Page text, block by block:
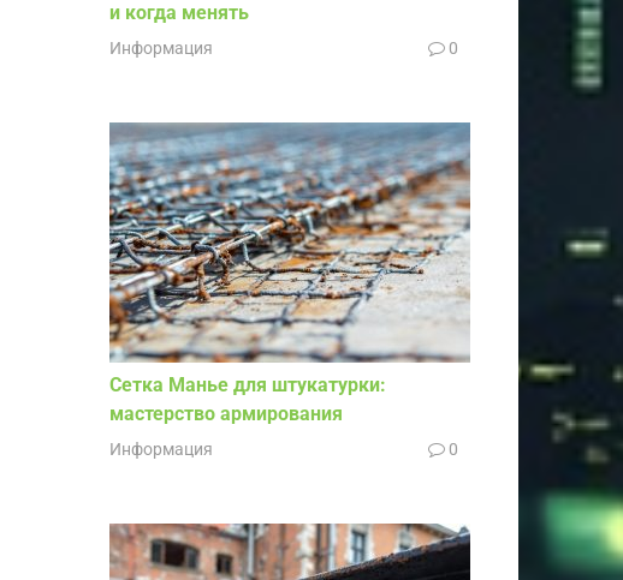
и когда менять
Информация 0
Сетка Манье для штукатурки:
мастерство армирования
Информация 0